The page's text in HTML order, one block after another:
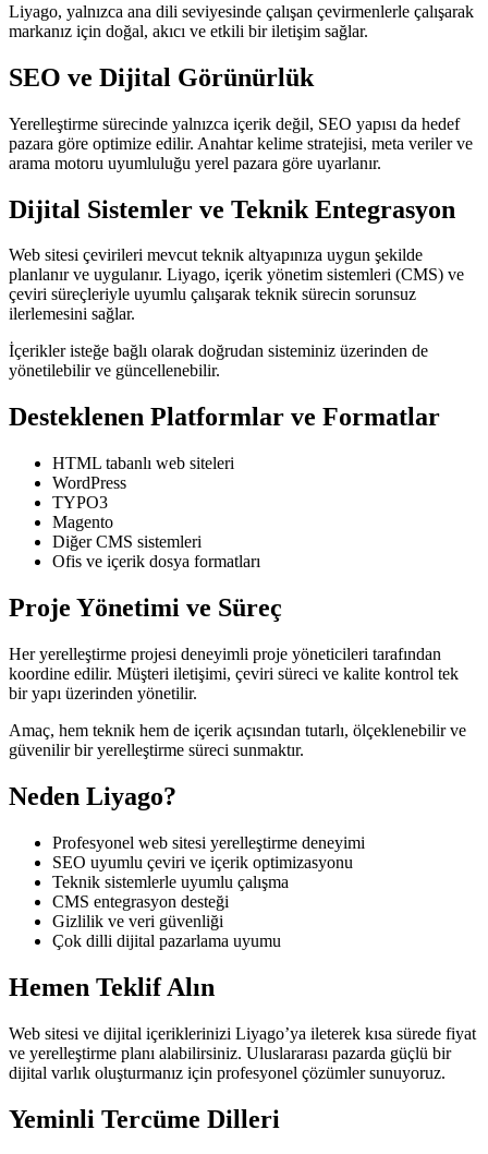
Liyago, yalnızca ana dili seviyesinde çalışan çevirmenlerle çalışarak
markanız için doğal, akıcı ve etkili bir iletişim sağlar.
SEO ve Dijital Görünürlük
Yerelleştirme sürecinde yalnızca içerik değil, SEO yapısı da hedef
pazara göre optimize edilir. Anahtar kelime stratejisi, meta veriler ve
arama motoru uyumluluğu yerel pazara göre uyarlanır.
Dijital Sistemler ve Teknik Entegrasyon
Web sitesi çevirileri mevcut teknik altyapınıza uygun şekilde
planlanır ve uygulanır. Liyago, içerik yönetim sistemleri (CMS) ve
çeviri süreçleriyle uyumlu çalışarak teknik sürecin sorunsuz
ilerlemesini sağlar.
İçerikler isteğe bağlı olarak doğrudan sisteminiz üzerinden de
yönetilebilir ve güncellenebilir.
Desteklenen Platformlar ve Formatlar
HTML tabanlı web siteleri
WordPress
TYPO3
Magento
Diğer CMS sistemleri
Ofis ve içerik dosya formatları
Proje Yönetimi ve Süreç
Her yerelleştirme projesi deneyimli proje yöneticileri tarafından
koordine edilir. Müşteri iletişimi, çeviri süreci ve kalite kontrol tek
bir yapı üzerinden yönetilir.
Amaç, hem teknik hem de içerik açısından tutarlı, ölçeklenebilir ve
güvenilir bir yerelleştirme süreci sunmaktır.
Neden Liyago?
Profesyonel web sitesi yerelleştirme deneyimi
SEO uyumlu çeviri ve içerik optimizasyonu
Teknik sistemlerle uyumlu çalışma
CMS entegrasyon desteği
Gizlilik ve veri güvenliği
Çok dilli dijital pazarlama uyumu
Hemen Teklif Alın
Web sitesi ve dijital içeriklerinizi Liyago’ya ileterek kısa sürede fiyat
ve yerelleştirme planı alabilirsiniz. Uluslararası pazarda güçlü bir
dijital varlık oluşturmanız için profesyonel çözümler sunuyoruz.
Yeminli Tercüme Dilleri